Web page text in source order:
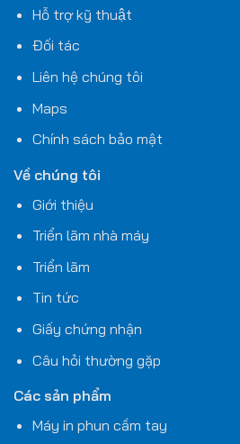
Hỗ trợ kỹ thuật
Đối tác
Liên hệ chúng tôi
Maps
Chính sách bảo mật
Về chúng tôi
Giới thiệu
Triển lãm nhà máy
Triển lãm
Tin tức
Giấy chứng nhận
Câu hỏi thường gặp
Các sản phẩm
Máy in phun cầm tay